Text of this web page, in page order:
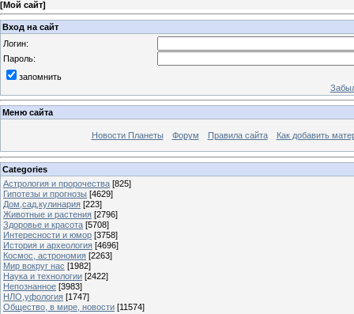
[Мой сайт]
Вход на сайт
Логин:
Пароль:
запомнить
Меню сайта
Новости Планеты Форум Правила сайта Как добавить
Categories
Астрология и пророчества [825]
Гипотезы и прогнозы [4629]
Дом,сад,кулинария [223]
Животные и растения [2796]
Здоровье и красота [5708]
Интересности и юмор [3758]
История и археология [4696]
Космос, астрономия [2263]
Мир вокруг нас [1982]
Наука и технологии [2422]
Непознанное [3983]
НЛО,уфология [1747]
Общество, в мире, новости [11574]